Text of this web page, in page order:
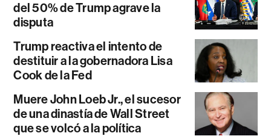
del 50% de Trump agrave la
disputa
Trump reactiva el intento de
destituir a la gobernadora Lisa
Cook de la Fed
Muere John Loeb Jr., el sucesor
de una dinastía de Wall Street
que se volcó a la política